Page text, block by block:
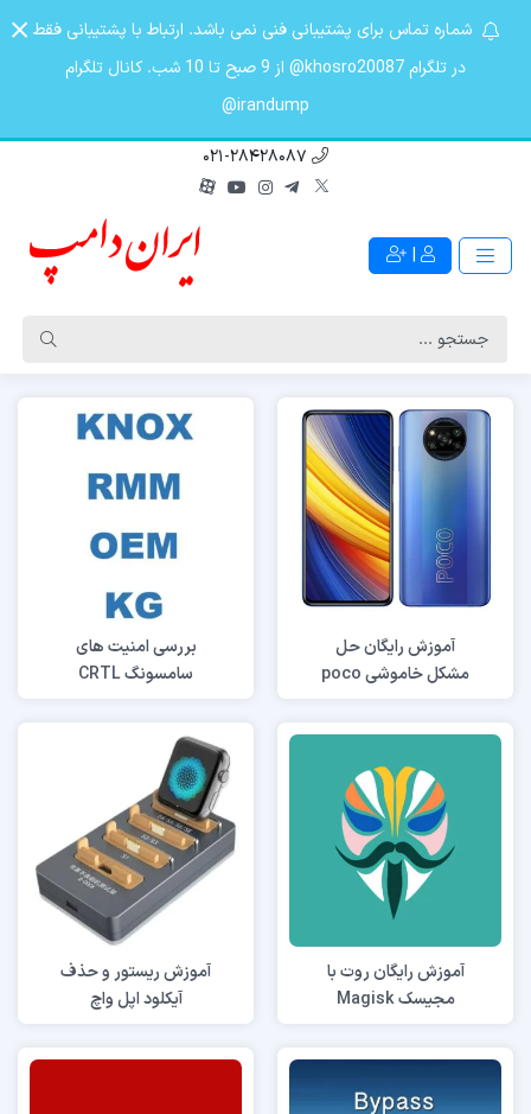
شماره تماس برای پشتیبانی فنی نمی باشد. ارتباط با پشتیبانی فقط
در تلگرام khosro20087@ از 9 صبح تا 10 شب. کانال تلگرام
irandump@
021-28428087
|
آموزش رایگان حل
مشکل خاموشی poco
X3 pro
بررسی امنیت های
سامسونگ CRTL
knox KG RMM OEM
آموزش رایگان روت با
مجیسک Magisk
آموزش ریستور و حذف
آیکلود اپل واچ